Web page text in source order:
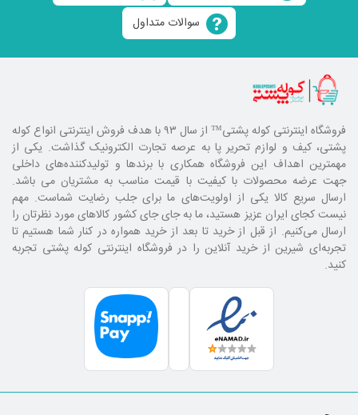
سوالات متداول
فروشگاه اینترنتی کوله پشتی
™ از سال ۹۳ با هدف فروش اینترنتی انواع کوله
پشتی، کیف و لوازم تحریر پا به عرصه تجارت الکترونیک گذاشت. یکی از
مهمترین اهداف این فروشگاه همکاری با برند‌ها و تولیدکننده‌های داخلی
جهت عرضه محصولات با کیفیت با قیمت مناسب به مشتریان می باشد.
ارسال سریع کالا یکی از اولویت‌های ما برای جلب رضایت شماست. مهم
نیست کجای ایران عزیز هستید، ما به جای جای کشور کالا‌های مورد نظرتان را
ارسال می‌کنیم. از قبل از خرید تا بعد از خرید همواره در کنار شما هستیم تا
تجربه‌ای شیرین از خرید آنلاین را در فروشگاه اینترنتی کوله پشتی تجربه
کنید.